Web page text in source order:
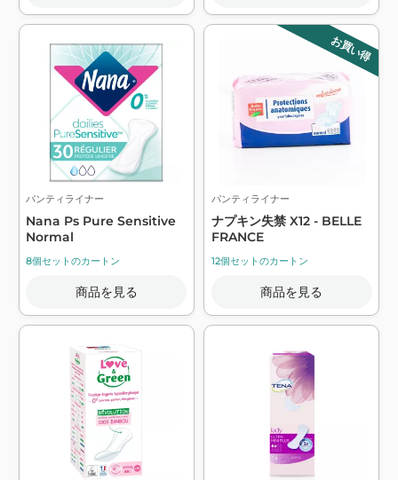
パンティライナー
Nana Ps Pure Sensitive
Normal
8個セットのカートン
商品を見る
お買い得
パンティライナー
ナプキン失禁 X12 - BELLE
FRANCE
12個セットのカートン
商品を見る